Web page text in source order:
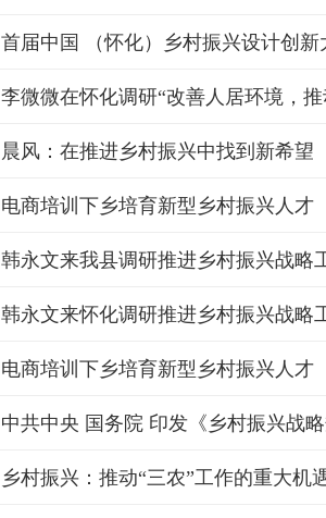
首届中国 （怀化）乡村振兴设计创新
李微微在怀化调研“改善人居环境，
晨风：在推进乡村振兴中找到新希望
电商培训下乡培育新型乡村振兴人才
韩永文来我县调研推进乡村振兴战略
韩永文来怀化调研推进乡村振兴战略
电商培训下乡培育新型乡村振兴人才
中共中央 国务院 印发《乡村振兴战
乡村振兴：推动“三农”工作的重大机